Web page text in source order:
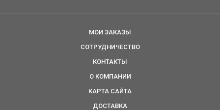
МОИ ЗАКАЗЫ
СОТРУДНИЧЕСТВО
КОНТАКТЫ
О КОМПАНИИ
КАРТА САЙТА
ДОСТАВКА